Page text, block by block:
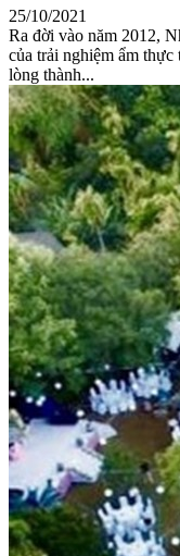
25/10/2021
Ra đời vào năm 2012,
của trải nghiệm ẩm
lòng thành...